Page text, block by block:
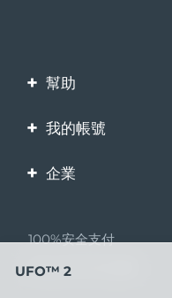
幫助
聯繫我們
保修與退換貨
我的帳號
產品註冊
企業
夥伴計畫
聯盟新聞
100%安全支付
Bazaarvoice口碑
UFO™ 2